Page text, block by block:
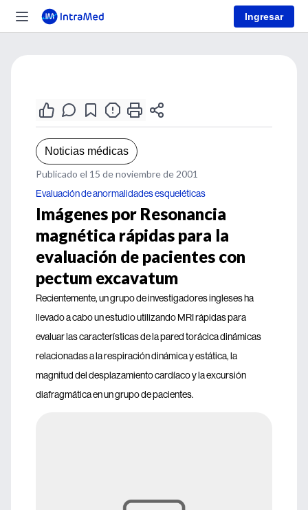
Ingresar
Noticias médicas
Publicado el 15 de noviembre de 2001
Evaluación de anormalidades esqueléticas
Imágenes por Resonancia
magnética rápidas para la
evaluación de pacientes con
pectum excavatum
Recientemente, un grupo de investigadores ingleses ha
llevado a cabo un estudio utilizando MRI rápidas para
evaluar las características de la pared torácica dinámicas
relacionadas a la respiración dinámica y estática, la
magnitud del desplazamiento cardíaco y la excursión
diafragmática en un grupo de pacientes.